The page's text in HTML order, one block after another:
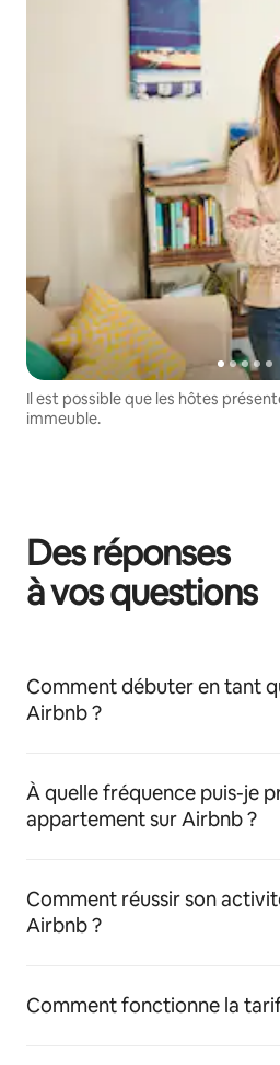
Il est possible que les hôtes
immeuble.
Des réponses
à vos questions
Comment débuter en tant
Airbnb ?
À quelle fréquence puis-je
appartement sur Airbnb ?
Comment réussir son
Airbnb ?
Comment fonctionne la